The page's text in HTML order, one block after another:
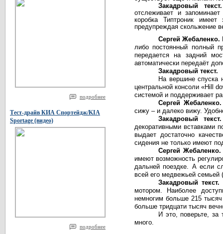
подробнее
Тест-драйв КИА Спортейдж/KIA
Sportage (видео)
подробнее
Закадровый
отслеживает и
коробка Типтроник
предупреждая скольжение
Сергей Жебаленко.
либо постоянный полный
передается на задний
автоматически передаёт
Закадровый текст.
На вершине спуска
центральной консоли «Hill
системой и поддерживает
Сергей
сижу – и далеко вижу.
Закадровый
декоративными вставками
выдает достаточно
сидения не только имеют
Сергей
имеют возможность
дальней поездке. А если
всей его медвежьей семьей
Закадровый текст.
мотором. Наиболее
немногим больше 215
больше тридцати тысяч
И это, поверьте, за
много.